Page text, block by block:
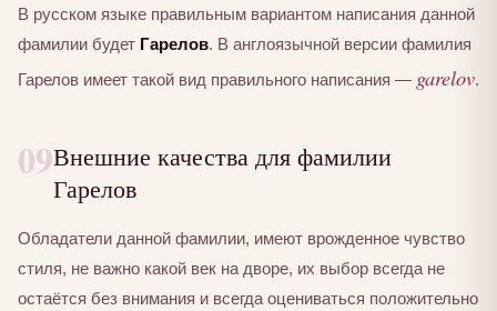
В русском языке правильным вариантом написания данной
фамилии будет Гарелов. В англоязычной версии фамилия
Гарелов имеет такой вид правильного написания — garelov.
09Внешние качества для фамилии
Гарелов
Обладатели данной фамилии, имеют врожденное чувство
стиля, не важно какой век на дворе, их выбор всегда не
остаётся без внимания и всегда оцениваться положительно